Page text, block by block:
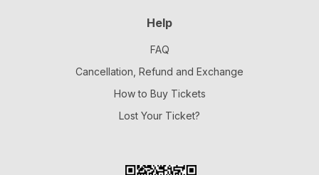
Help
FAQ
Cancellation, Refund and Exchange
How to Buy Tickets
Lost Your Ticket?